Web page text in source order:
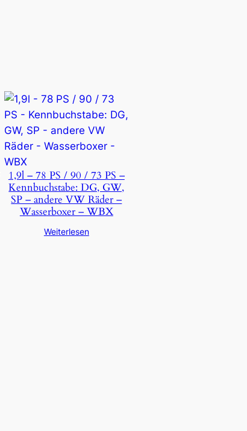
1,9l – 78 PS / 90 / 73 PS –
Kennbuchstabe: DG, GW,
SP – andere VW Räder –
Wasserboxer – WBX
Weiterlesen